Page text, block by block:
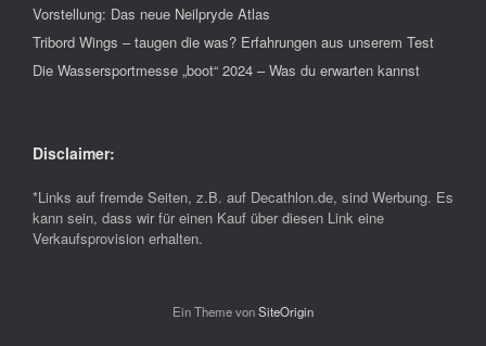
Vorstellung: Das neue Neilpryde Atlas
Tribord Wings – taugen die was? Erfahrungen aus unserem Test
Die Wassersportmesse „boot“ 2024 – Was du erwarten kannst
Disclaimer:
*Links auf fremde Seiten, z.B. auf Decathlon.de, sind Werbung. Es
kann sein, dass wir für einen Kauf über diesen Link eine
Verkaufsprovision erhalten.
Ein Theme vonSiteOrigin